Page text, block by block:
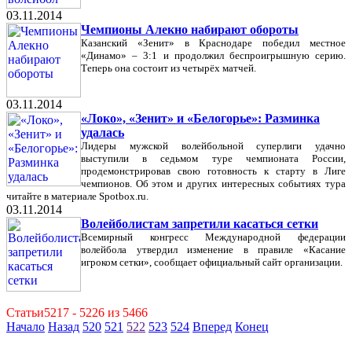
03.11.2014
Чемпионы Алекно набирают обороты
Казанский «Зенит» в Краснодаре победил местное
«Динамо» – 3:1 и продолжил беспроигрышную серию.
Теперь она состоит из четырёх матчей.
03.11.2014
«Локо», «Зенит» и «Белогорье»: Разминка
удалась
Лидеры мужской волейбольной суперлиги удачно
выступили в седьмом туре чемпионата России,
продемонстрировав свою готовность к старту в Лиге
чемпионов. Об этом и других интересных событиях тура
читайте в материале Spotbox.ru.
03.11.2014
Волейболистам запретили касаться сетки
Всемирный конгресс Международной федерации
волейбола утвердил изменение в правиле «Касание
игроком сетки», сообщает официальный сайт организации.
Статьи5217 - 5226 из 5466
Начало Назад 520 521 522 523 524 Вперед Конец